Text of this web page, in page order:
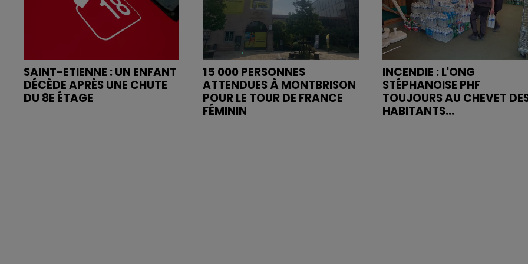
SAINT-ETIENNE : UN ENFANT
DÉCÈDE APRÈS UNE CHUTE
DU 8E ÉTAGE
15 000 PERSONNES
ATTENDUES À MONTBRISON
POUR LE TOUR DE FRANCE
FÉMININ
INCENDIE : L'ONG
STÉPHANOISE PHF
TOUJOURS AU CHEVET
HABITANTS...